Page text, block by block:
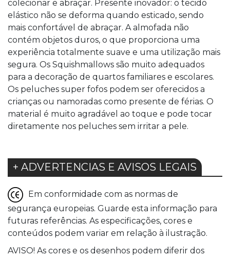
colecionar e abraçar. Presente inovador: o tecido
elástico não se deforma quando esticado, sendo
mais confortável de abraçar. A almofada não
contém objetos duros, o que proporciona uma
experiência totalmente suave e uma utilização mais
segura. Os Squishmallows são muito adequados
para a decoração de quartos familiares e escolares.
Os peluches super fofos podem ser oferecidos a
crianças ou namoradas como presente de férias. O
material é muito agradável ao toque e pode tocar
diretamente nos peluches sem irritar a pele.
+ ADVERTENCIAS E AVISOS LEGAIS
Em conformidade com as normas de
segurança europeias. Guarde esta informação para
futuras referências. As especificações, cores e
conteúdos podem variar em relação à ilustração.
AVISO! As cores e os desenhos podem diferir dos